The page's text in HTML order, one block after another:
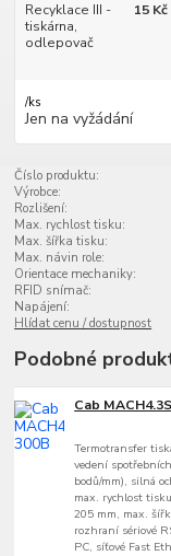
Recyklace III -
tiskárna,
odlepovač
15 Kč
/ks
Jen na vyžádání
Číslo produktu:
Výrobce:
Rozlišení:
Max. rychlost tisku:
Max. šířka tisku:
Max. návin role:
Orientace mechaniky:
RFID snímač:
Napájení:
Hlídat cenu / dostupnost
Podobné
Cab
Termotransfer
vedení
bodů/mm), silná
max. rychlost
205 mm, max.
rozhraní sériové
PC, síťové Fast